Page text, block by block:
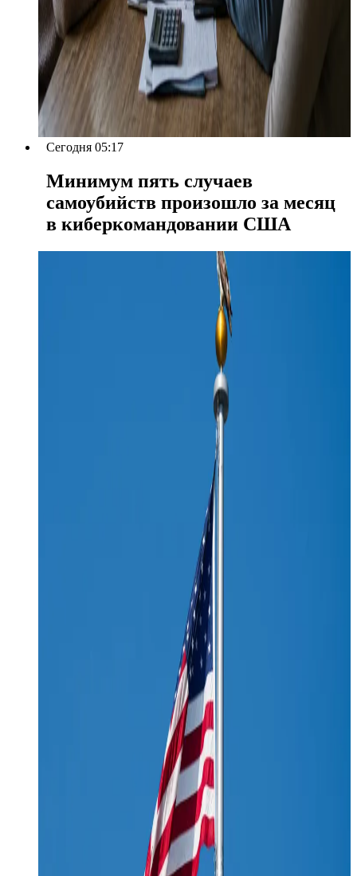
Сегодня 05:17
Минимум пять случаев
самоубийств произошло за месяц
в киберкомандовании США